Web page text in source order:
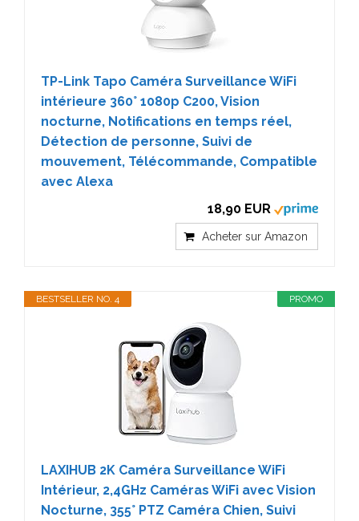
TP-Link Tapo Caméra Surveillance WiFi
intérieure 360° 1080p C200, Vision
nocturne, Notifications en temps réel,
Détection de personne, Suivi de
mouvement, Télécommande, Compatible
avec Alexa
18,90 EUR
Acheter sur Amazon
PROMO
BESTSELLER NO. 4
LAXIHUB 2K Caméra Surveillance WiFi
Intérieur, 2,4GHz Caméras WiFi avec Vision
Nocturne, 355° PTZ Caméra Chien, Suivi